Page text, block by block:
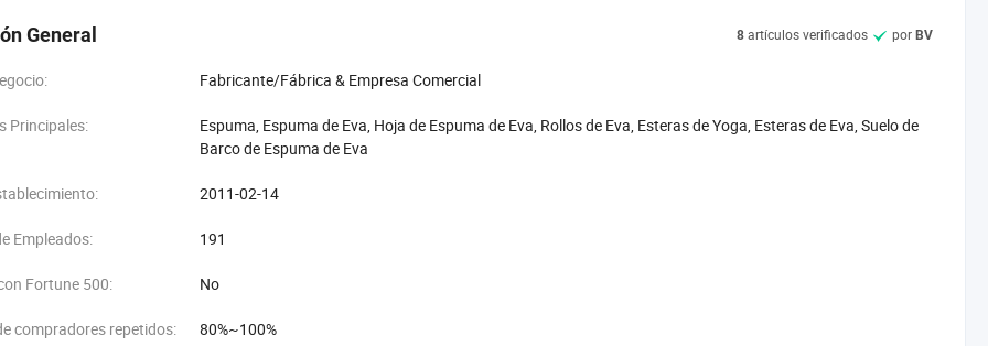
ecológica, espuma antiestática, espuma de absorción de golpes, espuma antibacteriana, espuma antiUV, Y la espuma resistente a altas
también se utiliza ampliamente en industrias de electrónica, coches, decoración marina y arquitectónica, etc.
a la filosofía empresarial de "crédito primero, orientado al hombre" y al principio empresarial de "orientado al mercado y la innovación
promover la economía del reciclaje". Tomamos "satisfacer las demandas de los clientes" como nuestro principio para crear una
nuestra fábrica y le aseguramos que este será un viaje agradable para usted.
General 8 artículos verificados por BV
Fabricante/Fábrica & Empresa Comercial
Principales:
Espuma, Espuma de Eva, Hoja de Espuma de Eva, Rollos de Eva, Esteras de Yoga, Esteras de Eva, Suelo de
Barco de Espuma de Eva
2011-02-14
Empleados: 191
Fortune 500: No
compradores repetidos: 80%~100%